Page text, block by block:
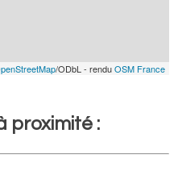
/ODbL - renduOSM France
proximité :